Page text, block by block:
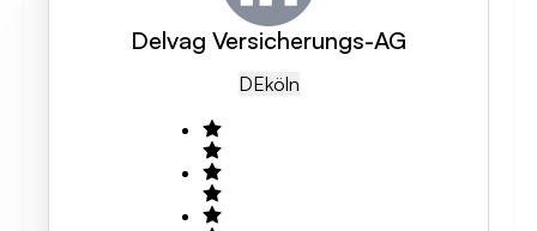
Delvag Versicherungs-AG
DEKöln